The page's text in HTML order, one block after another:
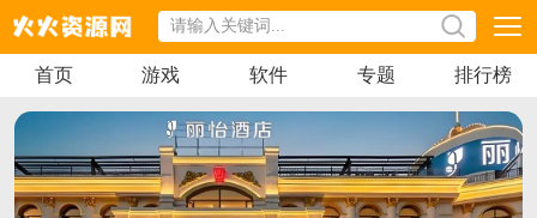
首页 游戏 软件 专题 排行榜